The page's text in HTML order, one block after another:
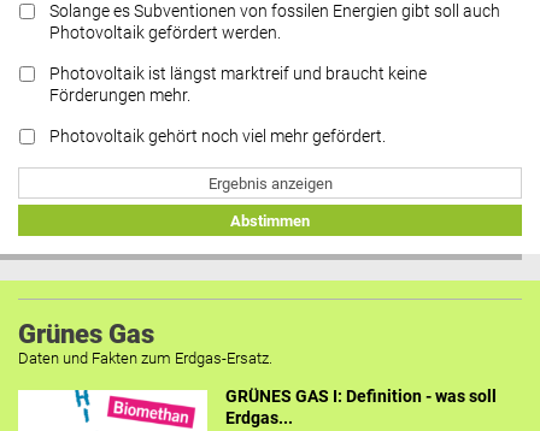
Solange es Subventionen von fossilen Energien gibt soll auch
Photovoltaik gefördert werden.
Photovoltaik ist längst marktreif und braucht keine
Förderungen mehr.
Photovoltaik gehört noch viel mehr gefördert.
Ergebnis anzeigen
Abstimmen
Grünes Gas
Daten und Fakten zum Erdgas-Ersatz.
GRÜNES GAS I: Definition - was soll
Erdgas...